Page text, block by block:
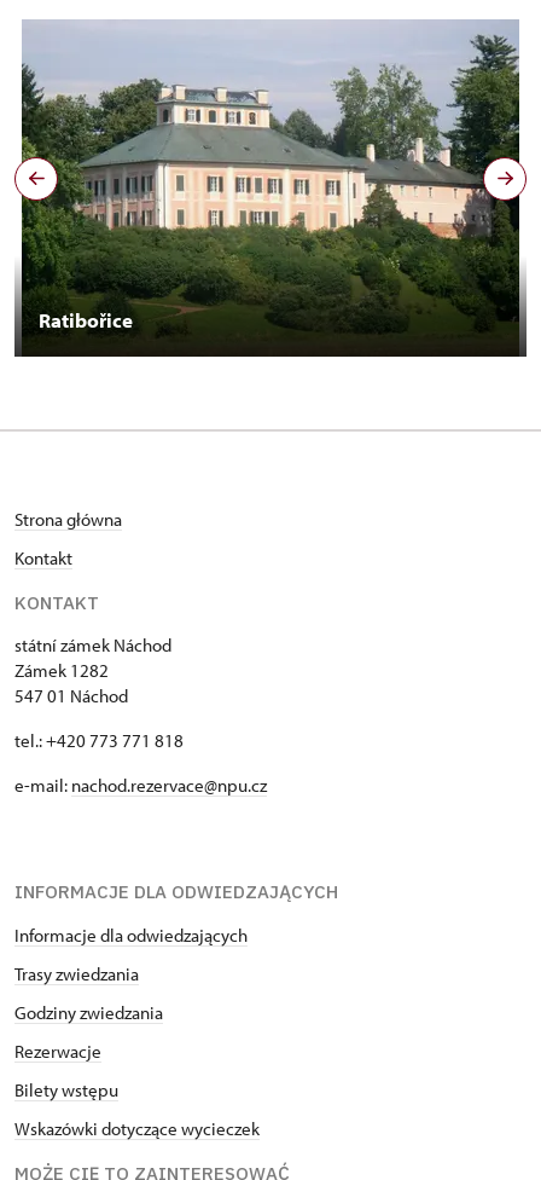
Ratibořice
Strona główna
Kontakt
KONTAKT
státní zámek Náchod
Zámek 1282
547 01 Náchod
tel.: +420 773 771 818
e-mail: nachod.rezervace@npu.cz
INFORMACJE DLA ODWIEDZAJĄCYCH
Informacje dla odwiedzających
Trasy zwiedzania
Godziny zwiedzania
Rezerwacje
Bilety wstępu
Wskazówki dotyczące wycieczek
MOŻE CIĘ TO ZAINTERESOWAĆ